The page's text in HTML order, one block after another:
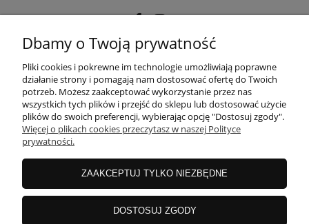
POMOC
MOJE KONTO
PŁATNOŚCI I DOSTAWA
INFORMACJE
Dbamy o Twoją prywatność
Pliki cookies i pokrewne im technologie umożliwiają poprawne
działanie strony i pomagają nam dostosować ofertę do Twoich
potrzeb. Możesz zaakceptować wykorzystanie przez nas
wszystkich tych plików i przejść do sklepu lub dostosować użycie
plików do swoich preferencji, wybierając opcję "Dostosuj zgody".
Więcej o plikach cookies przeczytasz w naszej Polityce
prywatności.
ZAAKCEPTUJ TYLKO NIEZBĘDNE
DOSTOSUJ ZGODY